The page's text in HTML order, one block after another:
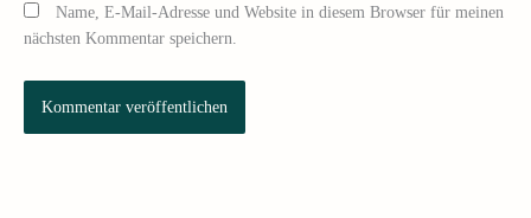
Name, E-Mail-Adresse und Website in diesem Browser für meinen
nächsten Kommentar speichern.